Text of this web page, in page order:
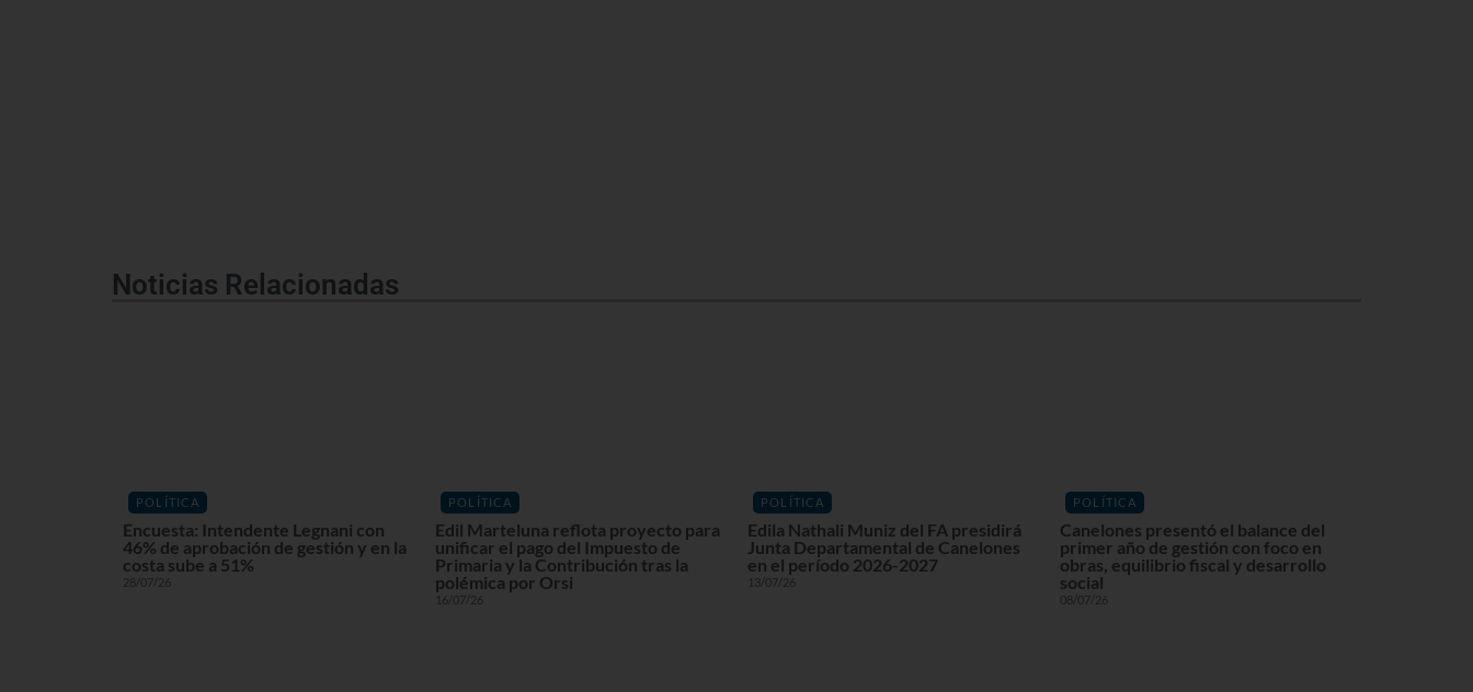
Noticias Relacionadas
POLÍTICA
Encuesta: Intendente Legnani con
46% de aprobación de gestión y en la
costa sube a 51%
28/07/26
POLÍTICA
Edil Marteluna reflota proyecto para
unificar el pago del Impuesto de
Primaria y la Contribución tras la
polémica por Orsi
16/07/26
POLÍTICA
Edila Nathali Muniz del FA presidirá
Junta Departamental de Canelones
en el período 2026-2027
13/07/26
POLÍTICA
Canelones presentó el balance del
primer año de gestión con foco en
obras, equilibrio fiscal y desarrollo
social
08/07/26